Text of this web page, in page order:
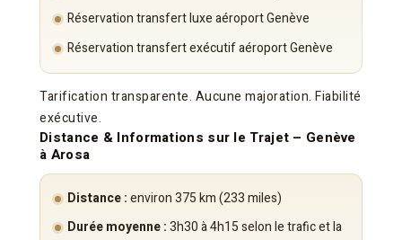
Réservation transfert luxe aéroport Genève
Réservation transfert exécutif aéroport Genève
Tarification transparente. Aucune majoration. Fiabilité
exécutive.
Distance & Informations sur le Trajet – Genève
à Arosa
Distance :environ 375 km (233 miles)
Durée moyenne :3h30 à 4h15 selon le trafic et la